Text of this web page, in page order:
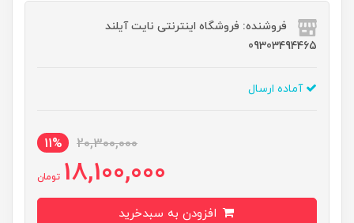
فروشنده: فروشگاه اینترنتی نایت آیلند
09303494465
آماده ارسال
20,300,000
11%
18,100,000 تومان